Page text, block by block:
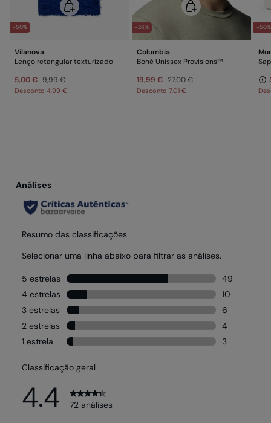
-50%
Vilanova
Lenço retangular texturizado
5,00 € 9,99 €
Desconto 4,99 €
-26%
Columbia
Boné Unissex Provisions™
19,99 € 27,00 €
Desconto 7,01 €
-50%